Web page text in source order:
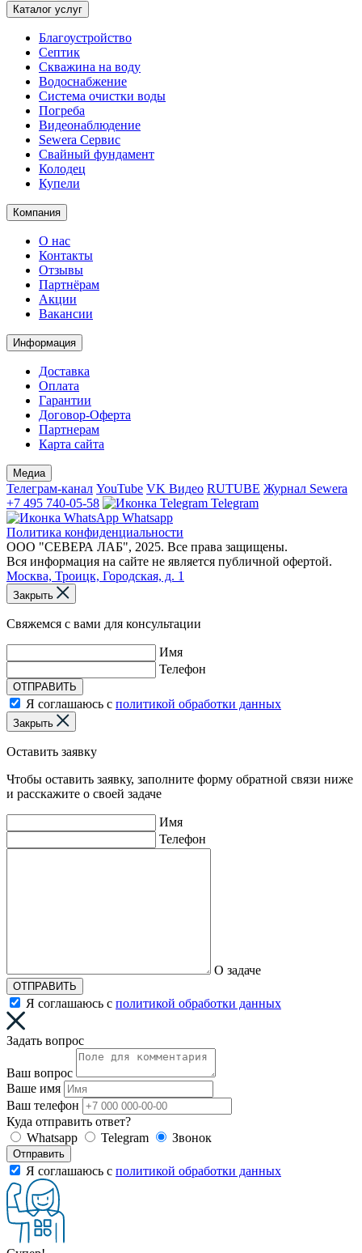
Каталог услуг
Благоустройство
Септик
Скважина на воду
Водоснабжение
Система очистки воды
Погреба
Видеонаблюдение
Sewera Сервис
Свайный фундамент
Колодец
Купели
Компания
О нас
Контакты
Отзывы
Партнёрам
Акции
Вакансии
Информация
Доставка
Оплата
Гарантии
Договор-Оферта
Партнерам
Карта сайта
Медиа
Телеграм-канал YouTube VK Видео RUTUBE Журнал Sewera
+7 495 740-05-58
Telegram
Whatsapp
Политика конфиденциальности
ООО "СЕВЕРА ЛАБ", 2025. Все права защищены.
Вся информация на сайте не является публичной офертой.
Москва, Троицк, Городская, д. 1
Закрыть
Свяжемся с вами для консультации
Имя
Телефон
ОТПРАВИТЬ
Я соглашаюсь с политикой обработки данных
Закрыть
Оставить заявку
Чтобы оставить заявку, заполните форму обратной связи ниже
и расскажите о своей задаче
Имя
Телефон
О задаче
ОТПРАВИТЬ
Я соглашаюсь с политикой обработки данных
Задать вопрос
Ваш вопрос
Ваше имя
Ваш телефон
Куда отправить ответ?
Whatsapp
Telegram Звонок
Отправить
Я соглашаюсь с политикой обработки данных